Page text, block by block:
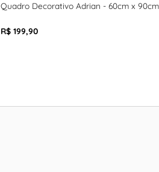
Quadro Decorativo Adrian - 60cm x 90cm
R$ 199,90